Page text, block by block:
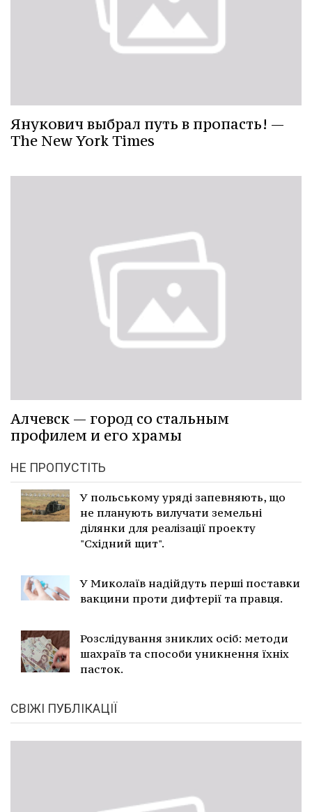
Янукович выбрал путь в пропасть! —
The New York Times
Алчевск — город со стальным
профилем и его храмы
НЕ ПРОПУСТІТЬ
У польському уряді запевняють, що
не планують вилучати земельні
ділянки для реалізації проекту
"Східний щит".
У Миколаїв надійдуть перші поставки
вакцини проти дифтерії та правця.
Розслідування зниклих осіб: методи
шахраїв та способи уникнення їхніх
пасток.
СВІЖІ ПУБЛІКАЦІЇ